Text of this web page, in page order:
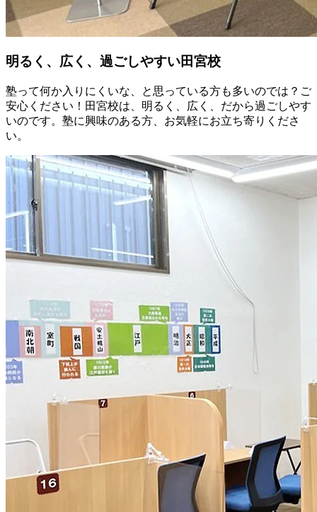
明るく、広く、過ごしやすい田宮校
塾って何か入りにくいな、と思っている方も多いのでは？ご
安心ください！田宮校は、明るく、広く、だから過ごしやす
いのです。塾に興味のある方、お気軽にお立ち寄りくださ
い。